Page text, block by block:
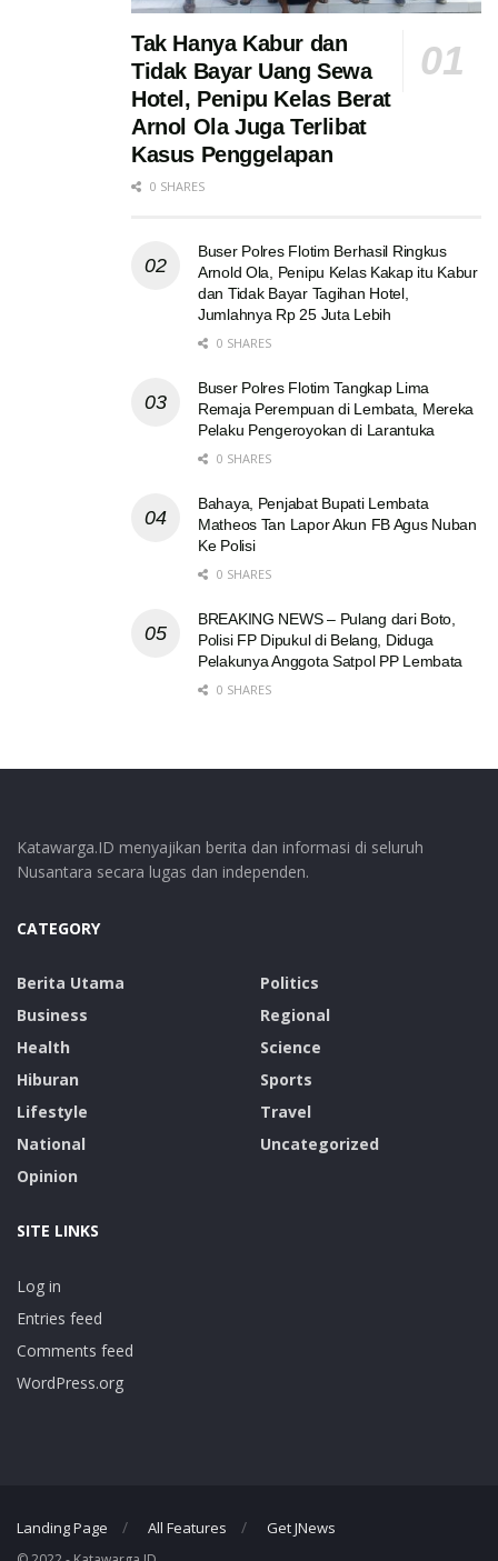
Tak Hanya Kabur dan
Tidak Bayar Uang Sewa
Hotel, Penipu Kelas Berat
Arnol Ola Juga Terlibat
Kasus Penggelapan
0 SHARES
Buser Polres Flotim Berhasil Ringkus
Arnold Ola, Penipu Kelas Kakap itu Kabur
dan Tidak Bayar Tagihan Hotel,
Jumlahnya Rp 25 Juta Lebih
0 SHARES
Buser Polres Flotim Tangkap Lima
Remaja Perempuan di Lembata, Mereka
Pelaku Pengeroyokan di Larantuka
0 SHARES
Bahaya, Penjabat Bupati Lembata
Matheos Tan Lapor Akun FB Agus Nuban
Ke Polisi
0 SHARES
BREAKING NEWS – Pulang dari Boto,
Polisi FP Dipukul di Belang, Diduga
Pelakunya Anggota Satpol PP Lembata
0 SHARES
Katawarga.ID menyajikan berita dan informasi di seluruh
Nusantara secara lugas dan independen.
CATEGORY
Berita Utama
Business
Health
Hiburan
Lifestyle
National
Opinion
Politics
Regional
Science
Sports
Travel
Uncategorized
SITE LINKS
Log in
Entries feed
Comments feed
WordPress.org
Landing Page All Features Get JNews